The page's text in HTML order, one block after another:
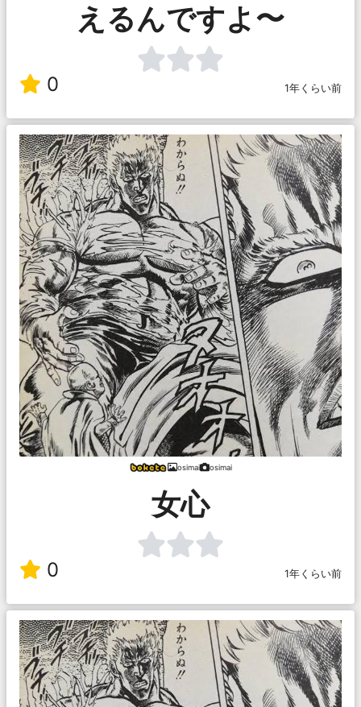
えるんですよ〜
0 1年くらい前
osimai osimai
女心
0 1年くらい前